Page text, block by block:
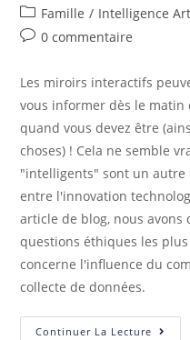
Famille / Intelligence
0 commentaire
Les miroirs interactifs
vous informer dès le
quand vous devez être
choses) ! Cela ne semble
"intelligents" sont un autre
entre l'innovation
article de blog, nous
questions éthiques les
concerne l'influence du
collecte de données.
Continuer La Lecture